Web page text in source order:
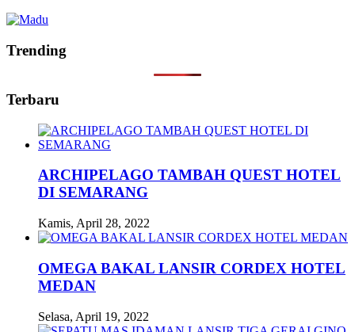
Trending
Terbaru
ARCHIPELAGO TAMBAH QUEST HOTEL
DI SEMARANG
Kamis, April 28, 2022
OMEGA BAKAL LANSIR CORDEX HOTEL
MEDAN
Selasa, April 19, 2022